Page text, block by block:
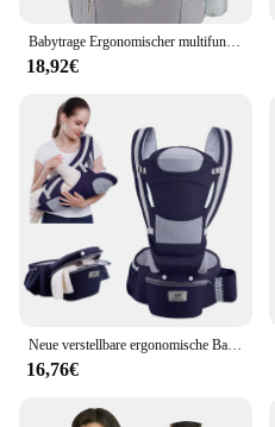
Babytrage Ergonomischer multifunktionaler Hüfthocker für Neugeborene bis Kleinkinder Mehrzweck-Zubehör für Vor- und Nach-Känguru-Taschen
18,92€
Neue verstellbare ergonomische Baby trage mit Hüftsitz, tragbar und multifunktional, geeignet für Reisen, Freizeit und den täglichen Gebrauch
16,76€